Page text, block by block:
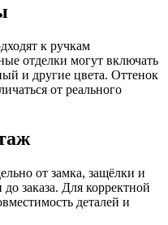
к ручкам
отделки могут включать
и другие цвета. Оттенок
от реального
от замка, защёлки и
заказа. Для корректной
деталей и